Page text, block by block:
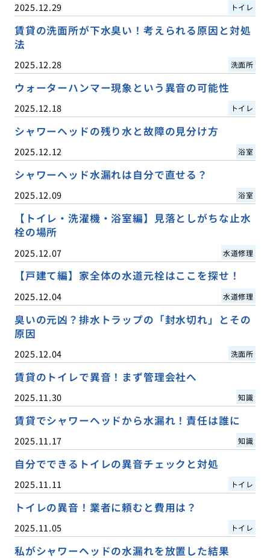
2025.12.29 トイレ
賃貸の洗面所が下水臭い！考えられる原因と対処
法
2025.12.28 洗面所
ウォーターハンマー現象という異音の可能性
2025.12.18 トイレ
シャワーヘッドの残り水と故障の見分け方
2025.12.12 浴室
シャワーヘッド水漏れは自分で直せる？
2025.12.09 浴室
【トイレ・洗濯機・浴室編】見落としがちな止水
栓の場所
2025.12.07 水道修理
【戸建て編】家全体の水道元栓はここを探せ！
2025.12.04 水道修理
臭いの元凶？排水トラップの「封水切れ」とその
原因
2025.12.04 洗面所
賃貸のトイレで異音！まず管理会社へ
2025.11.30 知識
賃貸でシャワーヘッドから水漏れ！責任は誰に
2025.11.17 知識
自分でできるトイレの異音チェックと対処
2025.11.11 トイレ
トイレの異音！業者に頼むと費用は？
2025.11.05 トイレ
私がシャワーヘッドの水漏れを放置した結果